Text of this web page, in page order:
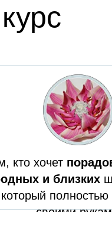
кто хочет п
и близких
который полностью
своими